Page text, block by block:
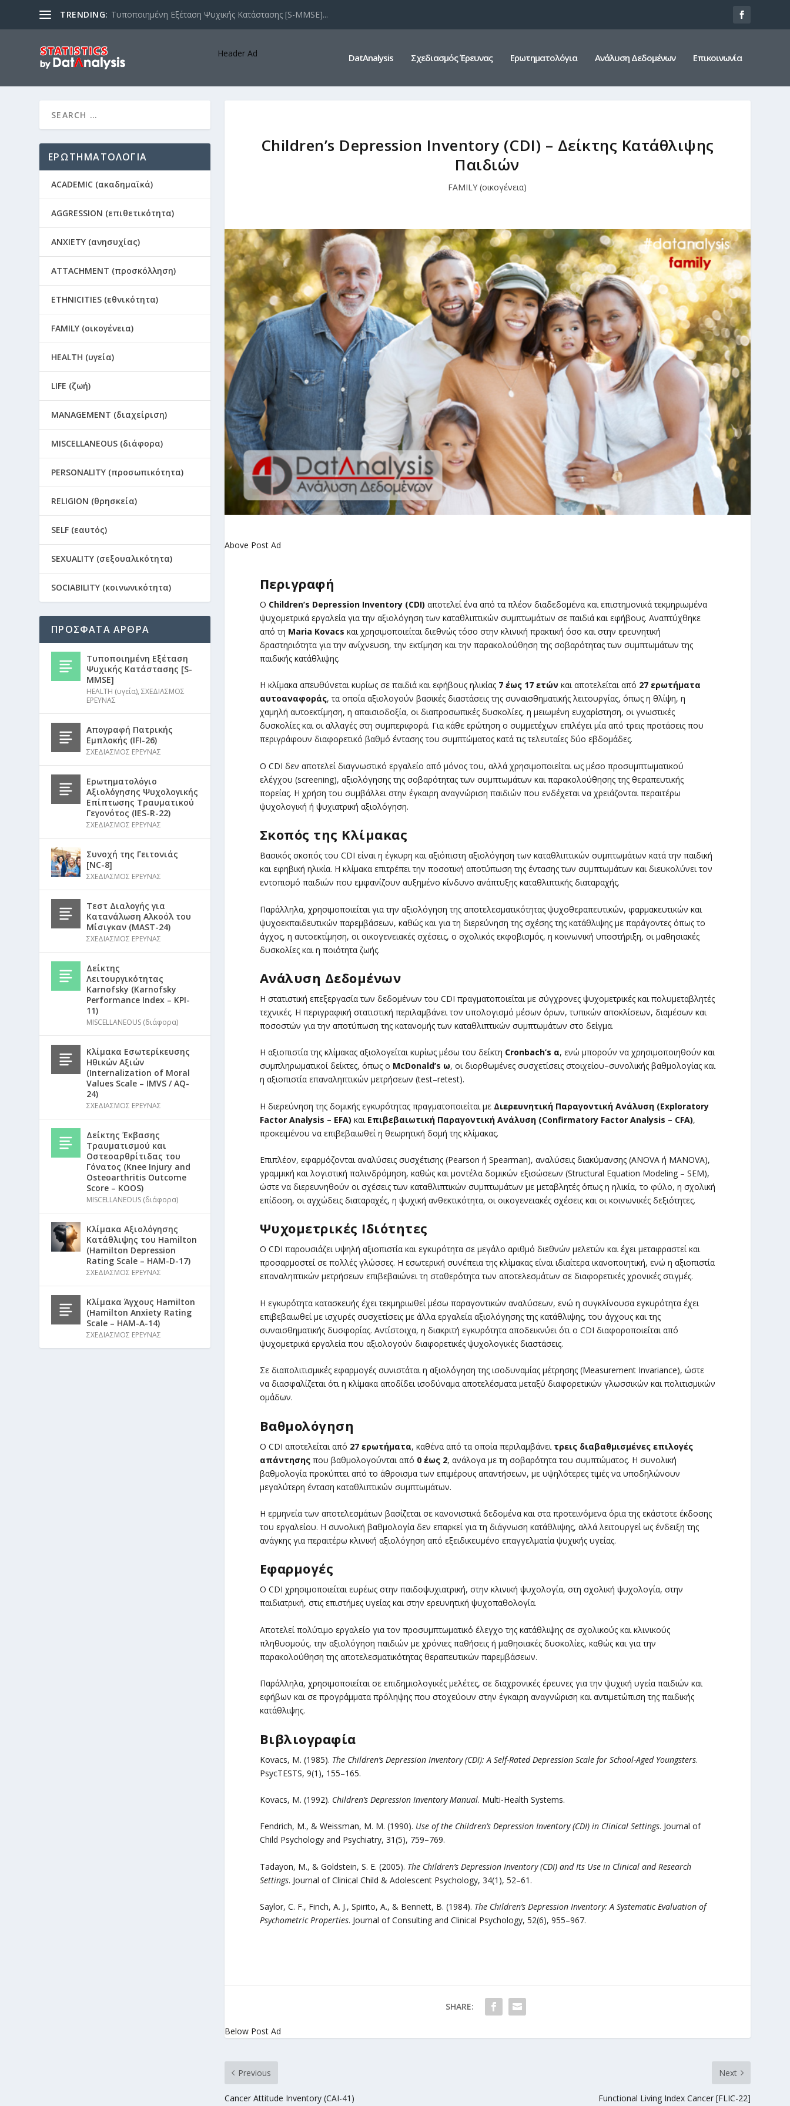
TRENDING: Τυποποιημένη Εξέταση Ψυχικής Κατάστασης [S-MMSE]...
Header Ad DatAnalysis Σχεδιασμός Έρευνας Ερωτηματολόγια Ανάλυση Δεδομένων Επικοινωνία
Children’s Depression Inventory (CDI) – Δείκτης Κατάθλιψης
Παιδιών
FAMILY (οικογένεια)
Above Post Ad
Περιγραφή
Ο Children’s Depression Inventory (CDI) αποτελεί ένα από τα πλέον διαδεδομένα και επιστημονικά τεκμηριωμένα
ψυχομετρικά εργαλεία για την αξιολόγηση των καταθλιπτικών συμπτωμάτων σε παιδιά και εφήβους. Αναπτύχθηκε
από τη Maria Kovacs και χρησιμοποιείται διεθνώς τόσο στην κλινική πρακτική όσο και στην ερευνητική
δραστηριότητα για την ανίχνευση, την εκτίμηση και την παρακολούθηση της σοβαρότητας των συμπτωμάτων της
παιδικής κατάθλιψης.
Η κλίμακα απευθύνεται κυρίως σε παιδιά και εφήβους ηλικίας 7 έως 17 ετών και αποτελείται από 27 ερωτήματα
αυτοαναφοράς, τα οποία αξιολογούν βασικές διαστάσεις της συναισθηματικής λειτουργίας, όπως η θλίψη, η
χαμηλή αυτοεκτίμηση, η απαισιοδοξία, οι διαπροσωπικές δυσκολίες, η μειωμένη ευχαρίστηση, οι γνωστικές
δυσκολίες και οι αλλαγές στη συμπεριφορά. Για κάθε ερώτηση ο συμμετέχων επιλέγει μία από τρεις προτάσεις που
περιγράφουν διαφορετικό βαθμό έντασης του συμπτώματος κατά τις τελευταίες δύο εβδομάδες.
Ο CDI δεν αποτελεί διαγνωστικό εργαλείο από μόνος του, αλλά χρησιμοποιείται ως μέσο προσυμπτωματικού
ελέγχου (screening), αξιολόγησης της σοβαρότητας των συμπτωμάτων και παρακολούθησης της θεραπευτικής
πορείας. Η χρήση του συμβάλλει στην έγκαιρη αναγνώριση παιδιών που ενδέχεται να χρειάζονται περαιτέρω
ψυχολογική ή ψυχιατρική αξιολόγηση.
Σκοπός της Κλίμακας
Βασικός σκοπός του CDI είναι η έγκυρη και αξιόπιστη αξιολόγηση των καταθλιπτικών συμπτωμάτων κατά την παιδική
και εφηβική ηλικία. Η κλίμακα επιτρέπει την ποσοτική αποτύπωση της έντασης των συμπτωμάτων και διευκολύνει τον
εντοπισμό παιδιών που εμφανίζουν αυξημένο κίνδυνο ανάπτυξης καταθλιπτικής διαταραχής.
Παράλληλα, χρησιμοποιείται για την αξιολόγηση της αποτελεσματικότητας ψυχοθεραπευτικών, φαρμακευτικών και
ψυχοεκπαιδευτικών παρεμβάσεων, καθώς και για τη διερεύνηση της σχέσης της κατάθλιψης με παράγοντες όπως το
άγχος, η αυτοεκτίμηση, οι οικογενειακές σχέσεις, ο σχολικός εκφοβισμός, η κοινωνική υποστήριξη, οι μαθησιακές
δυσκολίες και η ποιότητα ζωής.
Ανάλυση Δεδομένων
Η στατιστική επεξεργασία των δεδομένων του CDI πραγματοποιείται με σύγχρονες ψυχομετρικές και πολυμεταβλητές
τεχνικές. Η περιγραφική στατιστική περιλαμβάνει τον υπολογισμό μέσων όρων, τυπικών αποκλίσεων, διαμέσων και
ποσοστών για την αποτύπωση της κατανομής των καταθλιπτικών συμπτωμάτων στο δείγμα.
Η αξιοπιστία της κλίμακας αξιολογείται κυρίως μέσω του δείκτη Cronbach’s α, ενώ μπορούν να χρησιμοποιηθούν και
συμπληρωματικοί δείκτες, όπως ο McDonald’s ω, οι διορθωμένες συσχετίσεις στοιχείου–συνολικής βαθμολογίας και
η αξιοπιστία επαναληπτικών μετρήσεων (test–retest).
Η διερεύνηση της δομικής εγκυρότητας πραγματοποιείται με Διερευνητική Παραγοντική Ανάλυση (Exploratory
Factor Analysis – EFA) και Επιβεβαιωτική Παραγοντική Ανάλυση (Confirmatory Factor Analysis – CFA),
προκειμένου να επιβεβαιωθεί η θεωρητική δομή της κλίμακας.
Επιπλέον, εφαρμόζονται αναλύσεις συσχέτισης (Pearson ή Spearman), αναλύσεις διακύμανσης (ANOVA ή MANOVA),
γραμμική και λογιστική παλινδρόμηση, καθώς και μοντέλα δομικών εξισώσεων (Structural Equation Modeling – SEM),
ώστε να διερευνηθούν οι σχέσεις των καταθλιπτικών συμπτωμάτων με μεταβλητές όπως η ηλικία, το φύλο, η σχολική
επίδοση, οι αγχώδεις διαταραχές, η ψυχική ανθεκτικότητα, οι οικογενειακές σχέσεις και οι κοινωνικές δεξιότητες.
Ψυχομετρικές Ιδιότητες
Ο CDI παρουσιάζει υψηλή αξιοπιστία και εγκυρότητα σε μεγάλο αριθμό διεθνών μελετών και έχει μεταφραστεί και
προσαρμοστεί σε πολλές γλώσσες. Η εσωτερική συνέπεια της κλίμακας είναι ιδιαίτερα ικανοποιητική, ενώ η αξιοπιστία
επαναληπτικών μετρήσεων επιβεβαιώνει τη σταθερότητα των αποτελεσμάτων σε διαφορετικές χρονικές στιγμές.
Η εγκυρότητα κατασκευής έχει τεκμηριωθεί μέσω παραγοντικών αναλύσεων, ενώ η συγκλίνουσα εγκυρότητα έχει
επιβεβαιωθεί με ισχυρές συσχετίσεις με άλλα εργαλεία αξιολόγησης της κατάθλιψης, του άγχους και της
συναισθηματικής δυσφορίας. Αντίστοιχα, η διακριτή εγκυρότητα αποδεικνύει ότι ο CDI διαφοροποιείται από
ψυχομετρικά εργαλεία που αξιολογούν διαφορετικές ψυχολογικές διαστάσεις.
Σε διαπολιτισμικές εφαρμογές συνιστάται η αξιολόγηση της ισοδυναμίας μέτρησης (Measurement Invariance), ώστε
να διασφαλίζεται ότι η κλίμακα αποδίδει ισοδύναμα αποτελέσματα μεταξύ διαφορετικών γλωσσικών και πολιτισμικών
ομάδων.
Βαθμολόγηση
Ο CDI αποτελείται από 27 ερωτήματα, καθένα από τα οποία περιλαμβάνει τρεις διαβαθμισμένες επιλογές
απάντησηςπου βαθμολογούνται από 0 έως 2, ανάλογα με τη σοβαρότητα του συμπτώματος. Η συνολική
βαθμολογία προκύπτει από το άθροισμα των επιμέρους απαντήσεων, με υψηλότερες τιμές να υποδηλώνουν
μεγαλύτερη ένταση καταθλιπτικών συμπτωμάτων.
Η ερμηνεία των αποτελεσμάτων βασίζεται σε κανονιστικά δεδομένα και στα προτεινόμενα όρια της εκάστοτε έκδοσης
του εργαλείου. Η συνολική βαθμολογία δεν επαρκεί για τη διάγνωση κατάθλιψης, αλλά λειτουργεί ως ένδειξη της
ανάγκης για περαιτέρω κλινική αξιολόγηση από εξειδικευμένο επαγγελματία ψυχικής υγείας.
Εφαρμογές
Ο CDI χρησιμοποιείται ευρέως στην παιδοψυχιατρική, στην κλινική ψυχολογία, στη σχολική ψυχολογία, στην
παιδιατρική, στις επιστήμες υγείας και στην ερευνητική ψυχοπαθολογία.
Αποτελεί πολύτιμο εργαλείο για τον προσυμπτωματικό έλεγχο της κατάθλιψης σε σχολικούς και κλινικούς
πληθυσμούς, την αξιολόγηση παιδιών με χρόνιες παθήσεις ή μαθησιακές δυσκολίες, καθώς και για την
παρακολούθηση της αποτελεσματικότητας θεραπευτικών παρεμβάσεων.
Παράλληλα, χρησιμοποιείται σε επιδημιολογικές μελέτες, σε διαχρονικές έρευνες για την ψυχική υγεία παιδιών και
εφήβων και σε προγράμματα πρόληψης που στοχεύουν στην έγκαιρη αναγνώριση και αντιμετώπιση της παιδικής
κατάθλιψης.
Βιβλιογραφία
Kovacs, M. (1985). The Children’s Depression Inventory (CDI): A Self-Rated Depression Scale for School-Aged Youngsters.
PsycTESTS, 9(1), 155–165.
Kovacs, M. (1992). Children’s Depression Inventory Manual. Multi-Health Systems.
Fendrich, M., & Weissman, M. M. (1990). Use of the Children’s Depression Inventory (CDI) in Clinical Settings. Journal of
Child Psychology and Psychiatry, 31(5), 759–769.
Tadayon, M., & Goldstein, S. E. (2005). The Children’s Depression Inventory (CDI) and Its Use in Clinical and Research
Settings. Journal of Clinical Child & Adolescent Psychology, 34(1), 52–61.
Saylor, C. F., Finch, A. J., Spirito, A., & Bennett, B. (1984). The Children’s Depression Inventory: A Systematic Evaluation of
Psychometric Properties. Journal of Consulting and Clinical Psychology, 52(6), 955–967.
SHARE:
Below Post Ad
Previous
Cancer Attitude Inventory (CAI-41)
Next
Functional Living Index Cancer [FLIC-22]
ΕΡΩΤΗΜΑΤΟΛΟΓΙΑ
ACADEMIC (ακαδημαϊκά)
AGGRESSION (επιθετικότητα)
ANXIETY (ανησυχίας)
ATTACHMENT (προσκόλληση)
ETHNICITIES (εθνικότητα)
FAMILY (οικογένεια)
HEALTH (υγεία)
LIFE (ζωή)
MANAGEMENT (διαχείριση)
MISCELLANEOUS (διάφορα)
PERSONALITY (προσωπικότητα)
RELIGION (θρησκεία)
SELF (εαυτός)
SEXUALITY (σεξουαλικότητα)
SOCIABILITY (κοινωνικότητα)
ΠΡΟΣΦΑΤΑ ΑΡΘΡΑ
Τυποποιημένη Εξέταση
Ψυχικής Κατάστασης [S-
MMSE]
HEALTH (υγεία),ΣΧΕΔΙΑΣΜΟΣ
ΕΡΕΥΝΑΣ
Απογραφή Πατρικής
Εμπλοκής (IFI-26)
ΣΧΕΔΙΑΣΜΟΣ ΕΡΕΥΝΑΣ
Ερωτηματολόγιο
Αξιολόγησης Ψυχολογικής
Επίπτωσης Τραυματικού
Γεγονότος (IES-R-22)
ΣΧΕΔΙΑΣΜΟΣ ΕΡΕΥΝΑΣ
Συνοχή της Γειτονιάς
[NC-8]
ΣΧΕΔΙΑΣΜΟΣ ΕΡΕΥΝΑΣ
Τεστ Διαλογής για
Κατανάλωση Αλκοόλ του
Μίσιγκαν (MAST-24)
ΣΧΕΔΙΑΣΜΟΣ ΕΡΕΥΝΑΣ
Δείκτης
Λειτουργικότητας
Karnofsky (Karnofsky
Performance Index – KPI-
11)
MISCELLANEOUS (διάφορα)
Κλίμακα Εσωτερίκευσης
Ηθικών Αξιών
(Internalization of Moral
Values Scale – IMVS / AQ-
24)
ΣΧΕΔΙΑΣΜΟΣ ΕΡΕΥΝΑΣ
Δείκτης Έκβασης
Τραυματισμού και
Οστεοαρθρίτιδας του
Γόνατος (Knee Injury and
Osteoarthritis Outcome
Score – KOOS)
MISCELLANEOUS (διάφορα)
Κλίμακα Αξιολόγησης
Κατάθλιψης του Hamilton
(Hamilton Depression
Rating Scale – HAM-D-17)
ΣΧΕΔΙΑΣΜΟΣ ΕΡΕΥΝΑΣ
Κλίμακα Άγχους Hamilton
(Hamilton Anxiety Rating
Scale – HAM-A-14)
ΣΧΕΔΙΑΣΜΟΣ ΕΡΕΥΝΑΣ